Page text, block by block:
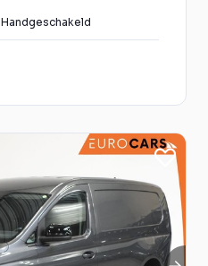
Handgeschakeld